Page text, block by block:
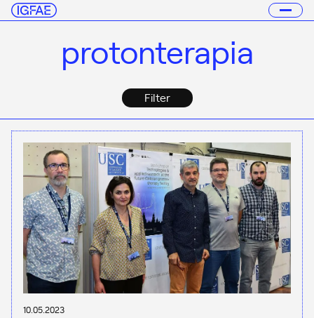
protonterapia
Filter
10.05.2023